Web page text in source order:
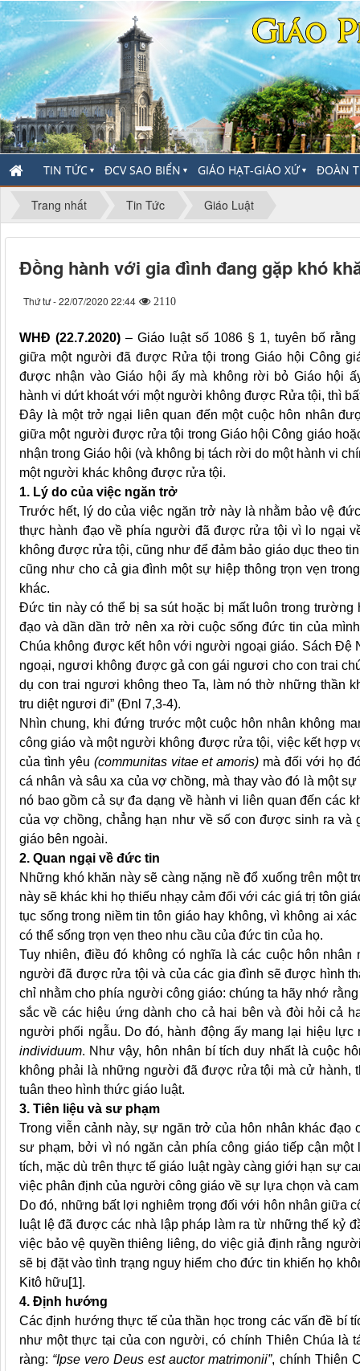
TIN TỨC ▼ ĐCV SAO BIỂN ▼ GIÁO HẠT-GIÁO XỨ▼ ĐOÀN
Trang nhất Tin Tức Giáo Luật
Đồng hành với gia đình đang gặp khó
Thứ tư - 22/07/2020 22:44 2110
WHĐ (22.7.2020) – Giáo luật số 1086 § 1, tuyên bố rằng
giữa một người đã được Rửa tội trong Giáo hội Công
được nhận vào Giáo hội ấy mà không rời bỏ Giáo hội
hành vi dứt khoát với một người không được Rửa tội, thì
Đây là một trở ngại liên quan đến một cuộc hôn nhân
giữa một người được rửa tội trong Giáo hội Công giáo
nhận trong Giáo hội (và không bị tách rời do một hành vi
một người khác không được rửa tội.
1. Lý do của việc ngăn trở
Trước hết, lý do của việc ngăn trở này là nhằm bảo vệ
thực hành đạo về phía người đã được rửa tội vì lo ngại
không được rửa tội, cũng như để đảm bảo giáo dục theo
cũng như cho cả gia đình một sự hiệp thông trọn vẹn
khác.
Đức tin này có thể bị sa sút hoặc bị mất luôn trong
đạo và dần dần trở nên xa rời cuộc sống đức tin của
Chúa không được kết hôn với người ngoại giáo. Sách Đệ
ngoại, ngươi không được gả con gái ngươi cho con trai
dụ con trai ngươi không theo Ta, làm nó thờ những thần
tru diệt ngươi đi” (Đnl 7,3-4).
Nhìn chung, khi đứng trước một cuộc hôn nhân không
công giáo và một người không được rửa tội, việc kết hợp
của tình yêu (communitas vitae et amoris) mà đối với họ
cá nhân và sâu xa của vợ chồng, mà thay vào đó là một
nó bao gồm cả sự đa dạng về hành vi liên quan đến các
của vợ chồng, chẳng hạn như về số con được sinh ra và
giáo bên ngoài.
2. Quan ngại về đức tin
Những khó khăn này sẽ càng nặng nề đổ xuống trên một
này sẽ khác khi họ thiếu nhạy cảm đối với các giá trị tôn
tục sống trong niềm tin tôn giáo hay không, vì không ai
có thể sống trọn vẹn theo nhu cầu của đức tin của họ.
Tuy nhiên, điều đó không có nghĩa là các cuộc hôn
người đã được rửa tội và của các gia đình sẽ được hình
chỉ nhằm cho phía người công giáo: chúng ta hãy nhớ
sắc về các hiệu ứng dành cho cả hai bên và đòi hỏi cả
người phối ngẫu. Do đó, hành động ấy mang lại hiệu
individuum. Như vậy, hôn nhân bí tích duy nhất là cuộc
không phải là những người đã được rửa tội mà cử hành,
tuân theo hình thức giáo luật.
3. Tiên liệu và sư phạm
Trong viễn cảnh này, sự ngăn trở của hôn nhân khác
sư phạm, bởi vì nó ngăn cản phía công giáo tiếp cận
tích, mặc dù trên thực tế giáo luật ngày càng giới hạn sự
việc phân định của người công giáo về sự lựa chọn và cam
Do đó, những bất lợi nghiêm trọng đối với hôn nhân giữa
luật lệ đã được các nhà lập pháp làm ra từ những thế kỷ
việc bảo vệ quyền thiêng liêng, do việc giả định rằng
sẽ bị đặt vào tình trạng nguy hiểm cho đức tin khiến họ
Kitô hữu[1].
4. Định hướng
Các định hướng thực tế của thần học trong các vấn đề bí
như một thực tại của con người, có chính Thiên Chúa là
ràng: “Ipse vero Deus est auctor matrimonii”, chính Thiên